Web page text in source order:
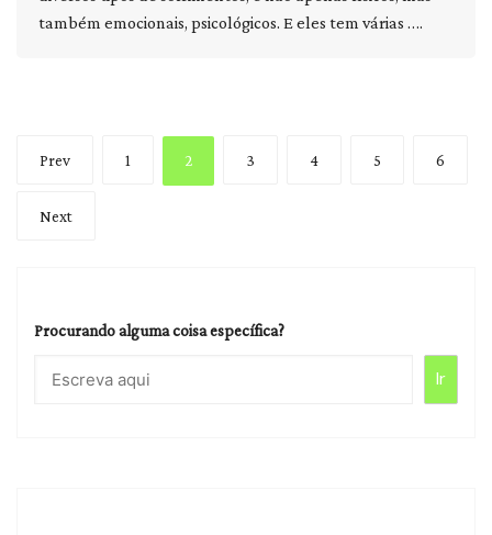
também emocionais, psicológicos. E eles tem várias ….
Posts
pagination
Prev 1 2 3 4 5 6
Next
Procurando alguma coisa específica?
Ir